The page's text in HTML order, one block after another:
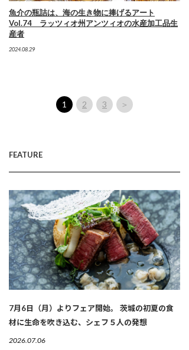
魚介の瓶詰は、海の生き物に捧げるアート
Vol.74 ラッツィオ州アンツィオの水産加工品生
産者
2024.08.29
1 2 3 ＞
FEATURE
7月6日（月）よりフェア開始。 茨城の初夏の食
材に生命を吹き込む、シェフ５人の発想
2026.07.06